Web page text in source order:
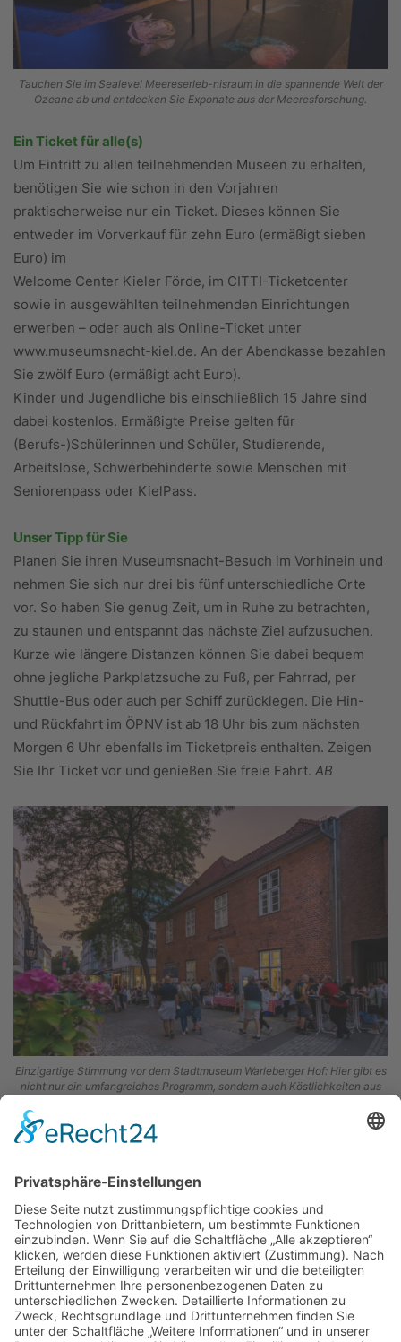
Tauchen Sie im Sealevel Meereserleb-nisraum in die spannende Welt der
Ozeane ab und entdecken Sie Exponate aus der Meeresforschung.
Ein Ticket für alle(s)
Um Eintritt zu allen teilnehmenden Museen zu erhalten,
benötigen Sie wie schon in den Vorjahren
praktischerweise nur ein Ticket. Dieses können Sie
entweder im Vorverkauf für zehn Euro (ermäßigt sieben
Euro) im
Welcome Center Kieler Förde, im CITTI-Ticketcenter
sowie in ausgewählten teilnehmenden Einrichtungen
erwerben – oder auch als Online-Ticket unter
www.museumsnacht-kiel.de. An der Abendkasse bezahlen
Sie zwölf Euro (ermäßigt acht Euro).
Kinder und Jugendliche bis einschließlich 15 Jahre sind
dabei kostenlos. Ermäßigte Preise gelten für
(Berufs-)Schülerinnen und Schüler, Studierende,
Arbeitslose, Schwerbehinderte sowie Menschen mit
Seniorenpass oder KielPass.
Unser Tipp für Sie
Planen Sie ihren Museumsnacht-Besuch im Vorhinein und
nehmen Sie sich nur drei bis fünf unterschiedliche Orte
vor. So haben Sie genug Zeit, um in Ruhe zu betrachten,
zu staunen und entspannt das nächste Ziel aufzusuchen.
Kurze wie längere Distanzen können Sie dabei bequem
ohne jegliche Parkplatzsuche zu Fuß, per Fahrrad, per
Shuttle-Bus oder auch per Schiff zurücklegen. Die Hin-
und Rückfahrt im ÖPNV ist ab 18 Uhr bis zum nächsten
Morgen 6 Uhr ebenfalls im Ticketpreis enthalten. Zeigen
Sie Ihr Ticket vor und genießen Sie freie Fahrt. AB
Einzigartige Stimmung vor dem Stadtmuseum Warleberger Hof: Hier gibt es
nicht nur ein umfangreiches Programm, sondern auch Köstlichkeiten aus
ÜBER UNS
KIEL LOKAL